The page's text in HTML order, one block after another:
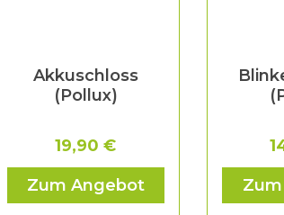
Akkuschloss
(Pollux)
19,90 €
Zum Angebot